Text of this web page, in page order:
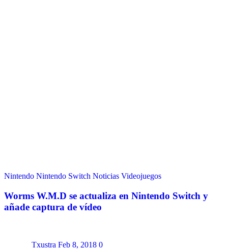
Nintendo Nintendo Switch Noticias Videojuegos
Worms W.M.D se actualiza en Nintendo Switch y
añade captura de vídeo
Txustra Feb 8, 2018 0